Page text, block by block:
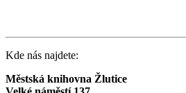
Kde nás najdete:
Městská knihovna Žlutice